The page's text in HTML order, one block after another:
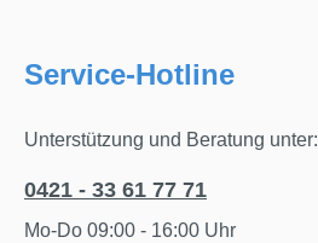
Service-Hotline
Unterstützung und Beratung unter:
0421 - 33 61 77 71
Mo-Do 09:00 - 16:00 Uhr